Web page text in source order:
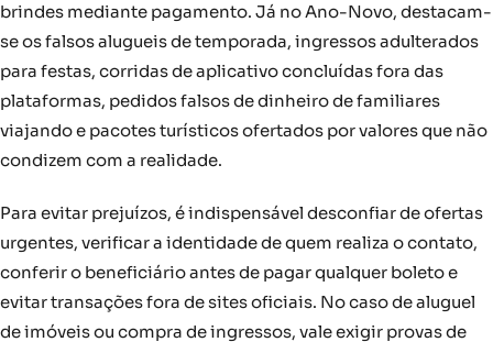
brindes mediante pagamento. Já no Ano-Novo, destacam-
se os falsos alugueis de temporada, ingressos adulterados
para festas, corridas de aplicativo concluídas fora das
plataformas, pedidos falsos de dinheiro de familiares
viajando e pacotes turísticos ofertados por valores que não
condizem com a realidade.
Para evitar prejuízos, é indispensável desconfiar de ofertas
urgentes, verificar a identidade de quem realiza o contato,
conferir o beneficiário antes de pagar qualquer boleto e
evitar transações fora de sites oficiais. No caso de aluguel
de imóveis ou compra de ingressos, vale exigir provas de